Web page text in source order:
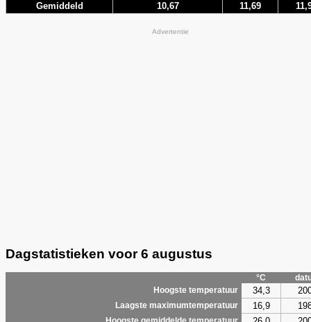
Gemiddeld 10,67 11,69
Advertentie
Dagstatistieken voor 6 augustus
°C
Hoogste temperatuur
34,3
Laagste maximumtemperatuur 16,9